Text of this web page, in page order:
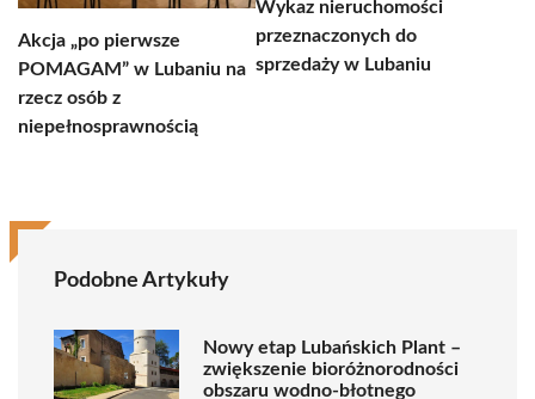
Akcja „po pierwsze
POMAGAM” w Lubaniu na
rzecz osób z
niepełnosprawnością
Wykaz nieruchomości
przeznaczonych do
sprzedaży w Lubaniu
Podobne Artykuły
Nowy etap Lubańskich Plant –
zwiększenie bioróżnorodności
obszaru wodno-błotnego